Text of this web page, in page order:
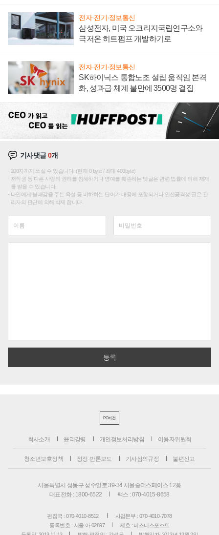
전자·전기·정보통신
삼성전자, 미국 오크리지국립연구소와
극저온 히트펌프 개발하기로
전자·전기·정보통신
SK하이닉스 통합노조 설립 움직임 본격
화, 성과급 체계 불만에 3500명 결집
기사댓글0개
200자까지 쓰실 수 있습니다. (현재 0 byte / 최대 400byte)
저작권 등 다른 사람의 권리를 침해하거나 명예를 훼손하는 댓글은 관련 법률에 의해 제재
를 받을 수 있습니다.
타인에게 불쾌감을 주는 욕설 등 비하하는 단어가 내용에 포함되거나 인신공격성 글은 관
리자의 판단에 의해 삭제 합니다.
PC버전
회사소개 윤리강령 개인정보처리방침 이용자위원회
청소년보호정책 정정·반론보도 기사심의규정 불편신고
서울특별시 성동구 성수일로 39-34 서울숲더스페이스 12층
대표전화 : 1800-6522
팩스 : 070-4015-8658
편집국 : 070-4010-8512
사업본부 : 070-4010-7078
등록번호 : 서울 아 02897
제호 : 비즈니스포스트